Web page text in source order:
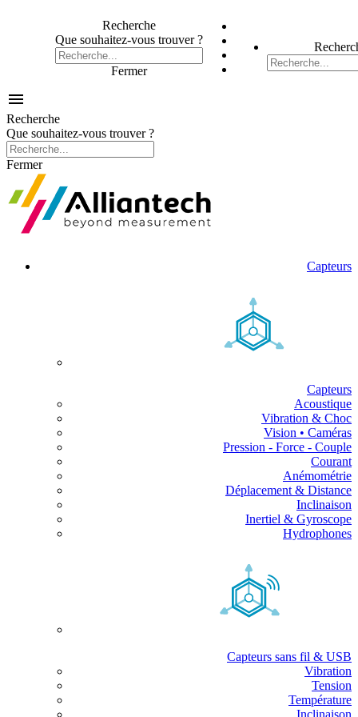
Recherche
Que souhaitez-vous trouver ?
Fermer

Recherche
Que souhaitez-vous trouver ?
Fermer
Capteurs
Capteurs
Acoustique
Vibration & Choc
Vision • Caméras
Pression - Force - Couple
Courant
Anémométrie
Déplacement & Distance
Inclinaison
Inertiel & Gyroscope
Hydrophones
Capteurs sans fil & USB
Vibration
Tension
Température
Inclinaison